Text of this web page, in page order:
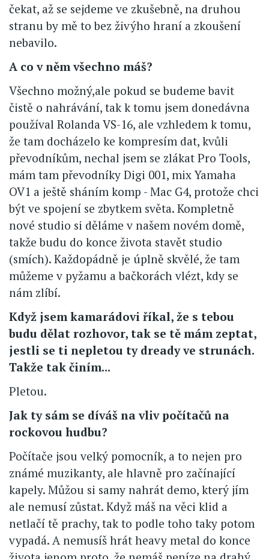
čekat, až se sejdeme ve zkušebně, na druhou
stranu by mě to bez živýho hraní a zkoušení
nebavilo.
A co v něm všechno máš?
Všechno možný,ale pokud se budeme bavit
čistě o nahrávání, tak k tomu jsem donedávna
používal Rolanda VS-16, ale vzhledem k tomu,
že tam docházelo ke kompresím dat, kvůli
převodníkům, nechal jsem se zlákat Pro Tools,
mám tam převodníky Digi 001, mix Yamaha
OV1 a ještě sháním komp - Mac G4, protože chci
být ve spojení se zbytkem světa. Kompletně
nové studio si děláme v našem novém domě,
takže budu do konce života stavět studio
(smích). Každopádně je úplně skvělé, že tam
můžeme v pyžamu a bačkorách vlézt, kdy se
nám zlíbí.
Když jsem kamarádovi říkal, že s tebou
budu dělat rozhovor, tak se tě mám zeptat,
jestli se ti nepletou ty dready ve strunách.
Takže tak činím...
Pletou.
Jak ty sám se díváš na vliv počítačů na
rockovou hudbu?
Počítače jsou velký pomocník, a to nejen pro
známé muzikanty, ale hlavně pro začínající
kapely. Můžou si samy nahrát demo, který jím
ale nemusí zůstat. Když máš na věci klid a
netlačí tě prachy, tak to podle toho taky potom
vypadá. A nemusíš hrát heavy metal do konce